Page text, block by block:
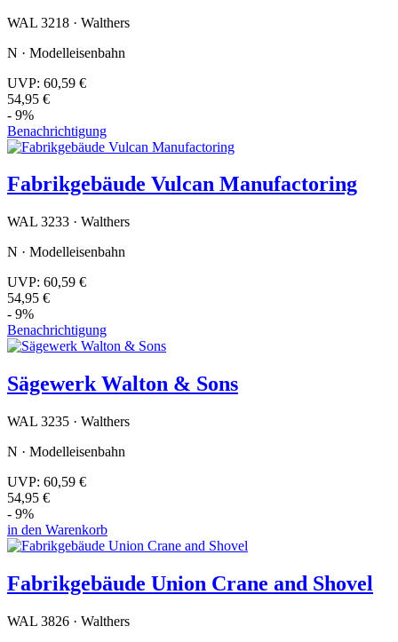
WAL 3218 · Walthers
N · Modelleisenbahn
UVP: 60,59 €
54,95 €
- 9%
Benachrichtigung
Fabrikgebäude Vulcan Manufactoring
WAL 3233 · Walthers
N · Modelleisenbahn
UVP: 60,59 €
54,95 €
- 9%
Benachrichtigung
Sägewerk Walton & Sons
WAL 3235 · Walthers
N · Modelleisenbahn
UVP: 60,59 €
54,95 €
- 9%
in den Warenkorb
Fabrikgebäude Union Crane and Shovel
WAL 3826 · Walthers